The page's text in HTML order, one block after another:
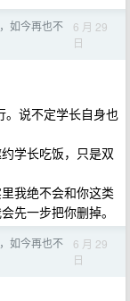
如今再也不
6 月 29
日
。说不定学长自身也
学长吃饭，只是双
我绝不会和你这类
先一步把你删掉。
如今再也不
6 月 29
日